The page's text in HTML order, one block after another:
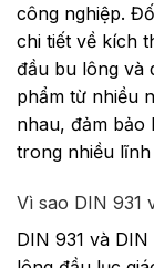
công nghiệp.
chi tiết về kích
đầu bu lông và
phẩm từ nhiều
nhau, đảm bảo
trong nhiều
Vì sao DIN 931
DIN 931 và